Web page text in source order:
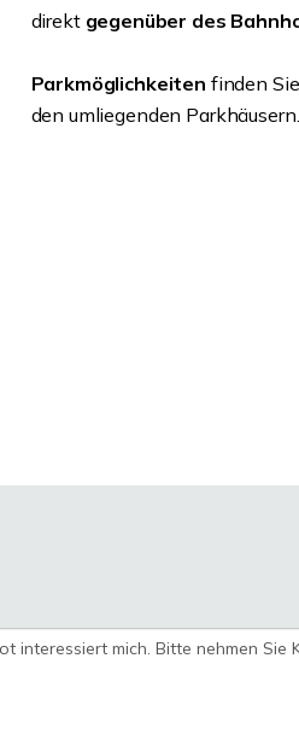
direkt gegenüber des
Parkmöglichkeiten finden
den umliegenden Parkhäusern.